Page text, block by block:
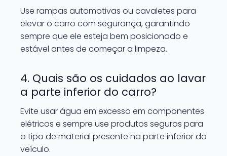
Use rampas automotivas ou cavaletes para
elevar o carro com segurança, garantindo
sempre que ele esteja bem posicionado e
estável antes de começar a limpeza.
4. Quais são os cuidados ao lavar
a parte inferior do carro?
Evite usar água em excesso em componentes
elétricos e sempre use produtos seguros para
o tipo de material presente na parte inferior do
veículo.